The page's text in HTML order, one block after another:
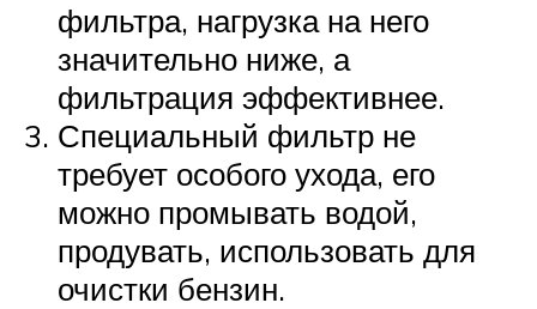
фильтра, нагрузка на него
значительно ниже, а
фильтрация эффективнее.
Специальный фильтр не
требует особого ухода, его
можно промывать водой,
продувать, использовать для
очистки бензин.